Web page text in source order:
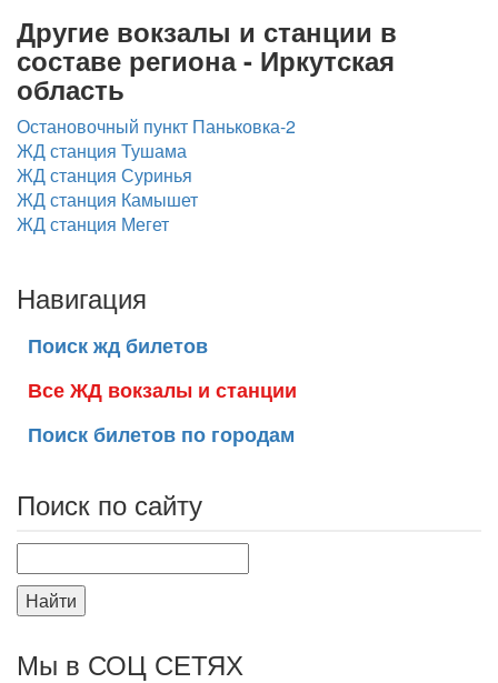
Другие вокзалы и станции в
составе региона - Иркутская
область
Остановочный пункт Паньковка-2
ЖД станция Тушама
ЖД станция Суринья
ЖД станция Камышет
ЖД станция Мегет
Навигация
Поиск жд билетов
Все ЖД вокзалы и станции
Поиск билетов по городам
Поиск по сайту
Найти
Мы в СОЦ СЕТЯХ